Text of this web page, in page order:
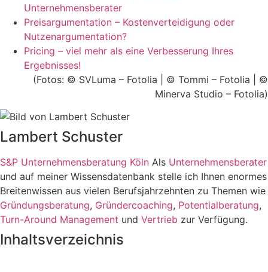
Unternehmensberater
Preisargumentation – Kostenverteidigung oder
Nutzenargumentation?
Pricing – viel mehr als eine Verbesserung Ihres
Ergebnisses!
(Fotos: © SVLuma – Fotolia | © Tommi – Fotolia | ©
Minerva Studio – Fotolia)
Lambert Schuster
S&P Unternehmensberatung Köln Als Unternehmensberater
und auf meiner Wissensdatenbank stelle ich Ihnen enormes
Breitenwissen aus vielen Berufsjahrzehnten zu Themen wie
Gründungsberatung, Gründercoaching, Potentialberatung,
Turn-Around Management und Vertrieb zur Verfügung.
Inhaltsverzeichnis